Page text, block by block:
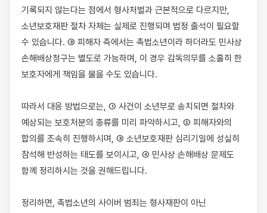
기록되지 않는다는 점에서 형사처벌과 근본적으로 다르지만,
소년보호재판 절차 자체는 실제로 진행되며 법정 출석이 필요할
수 있습니다. ③ 피해자 측에서는 촉법소년이라 하더라도 민사상
손해배상청구는 별도로 가능하며, 이 경우 감독의무를 소홀히 한
보호자에게 책임을 물을 수도 있습니다.
따라서 대응 방법으로는, ① 사건이 소년부로 송치되면 절차와
예상되는 보호처분의 종류를 미리 파악하시고, ② 피해자와의
합의를 조속히 진행하시며, ③ 소년보호재판 심리기일에 성실히
참석해 반성하는 태도를 보이시고, ④ 민사상 손해배상 문제도
함께 정리하시는 것을 권해드립니다.
정리하면, 촉법소년의 사이버 범죄는 형사재판이 아닌